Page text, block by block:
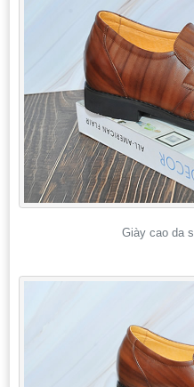
Giày cao da